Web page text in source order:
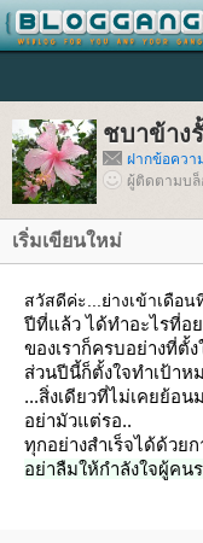
ชบาข้าง
ฝากข้อควา
ผู้ติดตามบล็
เริ่มเขียนใหม่
สวัสดีค่ะ...ย่างเข้าเดือน
ปีที่แล้ว ได้ทำอะไรที่อ
ของเราก็ครบอย่างที่ตั้
ส่วนปีนี้ก็ตั้งใจทำเป้าห
...สิ่งเดียวที่ไม่เคยย้อน
อย่ามัวแต่รอ..
ทุกอย่างสำเร็จได้ด้วย
อย่าลืมให้กำลังใจผู้คน